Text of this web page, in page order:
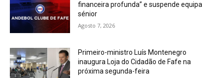
financeira profunda” e suspende equipa
sénior
Agosto 7, 2026
Primeiro-ministro Luís Montenegro
inaugura Loja do Cidadão de Fafe na
próxima segunda-feira